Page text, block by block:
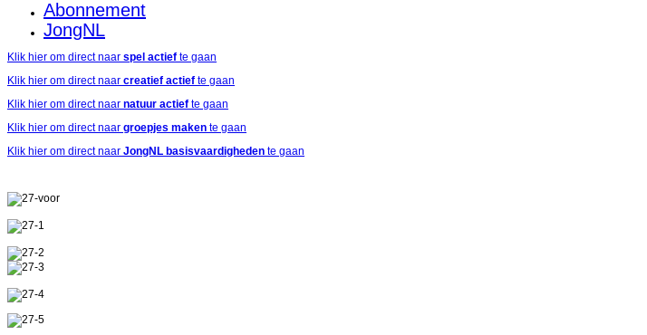
Abonnement
JongNL
Klik hier om direct naar spel actief te gaan
Klik hier om direct naar creatief actief te gaan
Klik hier om direct naar natuur actief te gaan
Klik hier om direct naar groepjes maken te gaan
Klik hier om direct naar JongNL basisvaardigheden te gaan